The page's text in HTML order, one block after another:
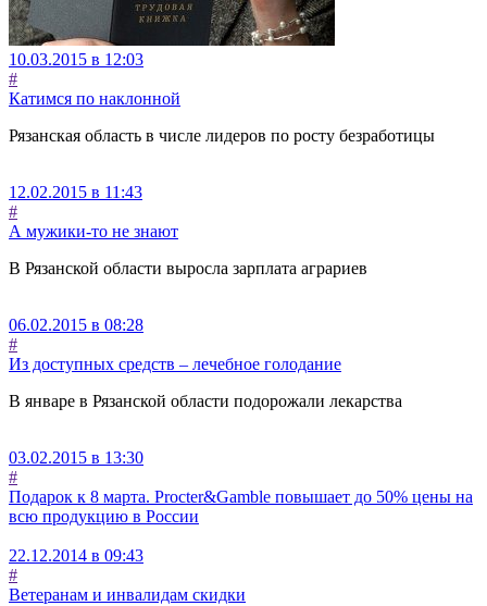
10.03.2015 в 12:03
#
Катимся по наклонной
Рязанская область в числе лидеров по росту безработицы
12.02.2015 в 11:43
#
А мужики-то не знают
В Рязанской области выросла зарплата аграриев
06.02.2015 в 08:28
#
Из доступных средств – лечебное голодание
В январе в Рязанской области подорожали лекарства
03.02.2015 в 13:30
#
Подарок к 8 марта. Procter&Gamble повышает до 50% цены на
всю продукцию в России
22.12.2014 в 09:43
#
Ветеранам и инвалидам скидки